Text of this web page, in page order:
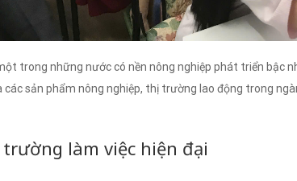
trong những nước có nền nông nghiệp phát triển bậc
các sản phẩm nông nghiệp, thị trường lao động trong
trường làm việc hiện đại